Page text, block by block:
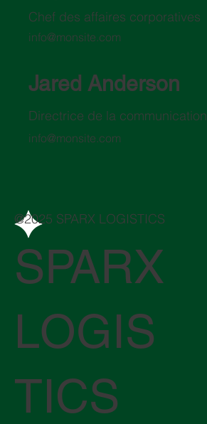
Chef des affaires corporatives
info@monsite.com
Jared Anderson
Directrice de la communication
info@monsite.com
@2025 SPARX LOGISTICS
SPARX
LOGIS
TICS